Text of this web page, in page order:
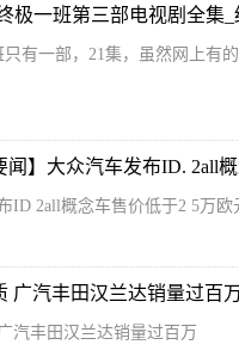
极一班第三部电视剧全集
只有一部，21集，虽然网上有
ID 2all概念车售价低于2 5万欧
广汽丰田汉兰达销量过百
汽丰田汉兰达销量过百万